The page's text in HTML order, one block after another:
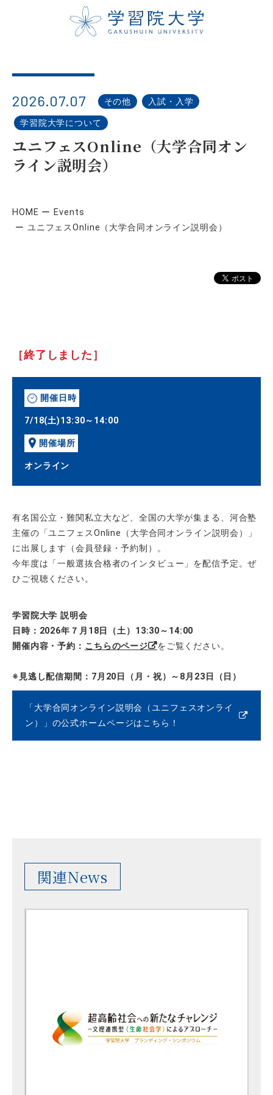
2026.07.07 その他 入試・入学
学習院大学について
ユニフェスOnline（大学合同オン
ライン説明会）
HOME
Events
ユニフェスOnline（大学合同オンライン説明会）
［終了しました］
開催日時
7/18(土)13:30～14:00
開催場所
オンライン
有名国公立・難関私立大など、全国の大学が集まる、河合塾
主催の「ユニフェスOnline（大学合同オンライン説明会）」
に出展します（会員登録・予約制）。
今年度は「一般選抜合格者のインタビュー」を配信予定。ぜ
ひご視聴ください。
学習院大学 説明会
日時：2026年７月18日（土） 13:30～14:00
開催内容・予約： こちらのページ をご覧ください。
※見逃し配信期間：7月20日（月・祝）～8月23日（日）
「大学合同オンライン説明会（ユニフェスオンライ
ン）」の公式ホームページはこちら！
関連News